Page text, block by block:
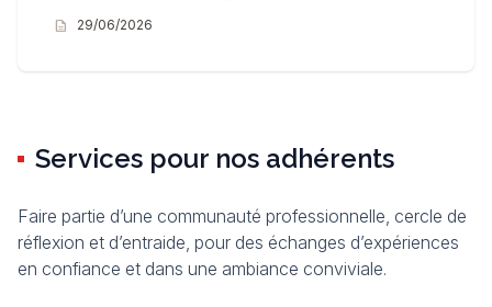
description 29/06/2026
Services pour nos adhérents
Faire partie d’une communauté professionnelle, cercle de
réflexion et d’entraide, pour des échanges d’expériences
en confiance et dans une ambiance conviviale.